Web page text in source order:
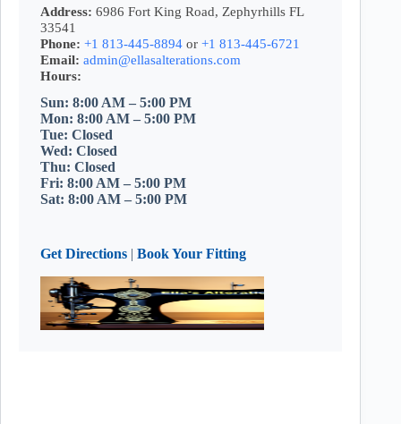
Address: 6986 Fort King Road, Zephyrhills FL
33541
Phone: +1 813-445-8894 or +1 813-445-6721
Email: admin@ellasalterations.com
Hours:
Sun: 8:00 AM – 5:00 PM
Mon: 8:00 AM – 5:00 PM
Tue: Closed
Wed: Closed
Thu: Closed
Fri: 8:00 AM – 5:00 PM
Sat: 8:00 AM – 5:00 PM
Get Directions | Book Your Fitting